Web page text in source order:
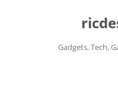
Gadgets, Tech,